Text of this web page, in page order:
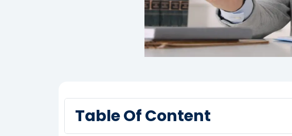
Table Of Content